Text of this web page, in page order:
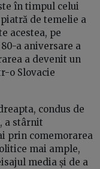
în timpul celui
de temelie a
acestea, pe
a aniversare a
a devenit un
o Slovacie
condus de
a stârnit
prin comemorarea
mai ample,
media și de a